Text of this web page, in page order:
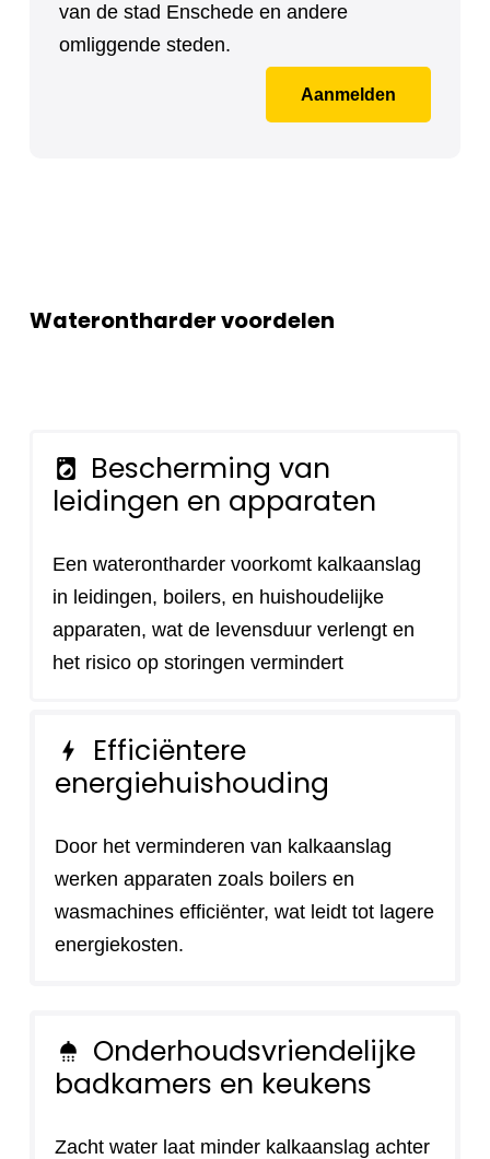
van de stad Enschede en andere
omliggende steden.
Aanmelden
Waterontharder voordelen
local_laundry_service
Bescherming van
leidingen en apparaten
Een waterontharder voorkomt kalkaanslag
in leidingen, boilers, en huishoudelijke
apparaten, wat de levensduur verlengt en
het risico op storingen vermindert
bolt
Efficiëntere
energiehuishouding
Door het verminderen van kalkaanslag
werken apparaten zoals boilers en
wasmachines efficiënter, wat leidt tot lagere
energiekosten.
shower
Onderhoudsvriendelijke
badkamers en keukens
Zacht water laat minder kalkaanslag achter